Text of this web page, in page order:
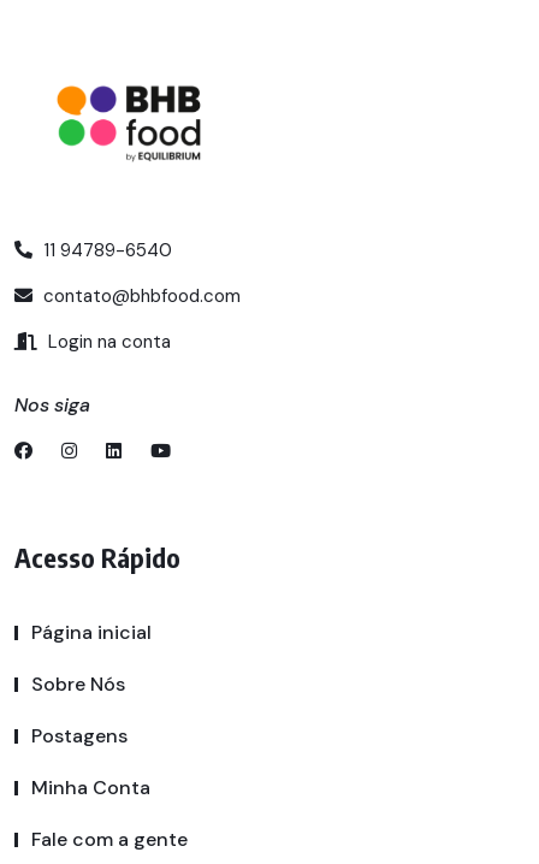
11 94789-6540
contato@bhbfood.com
Login na conta
Nos siga
Acesso Rápido
Página inicial
Sobre Nós
Postagens
Minha Conta
Fale com a gente